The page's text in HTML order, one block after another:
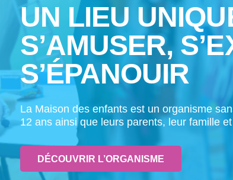
UN LIEU
S’AMUSER,
S’ÉPANOUIR
La Maison des enfants est un organisme
12 ans ainsi que leurs parents, leur famille
DÉCOUVRIR L’ORGANISME